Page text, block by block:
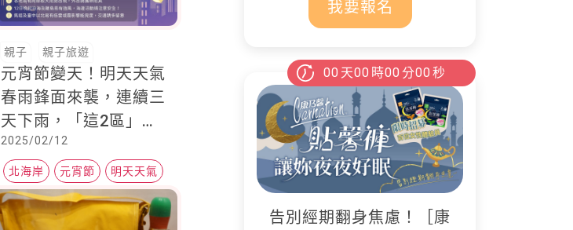
親子 親子旅遊
元宵節變天！明天天氣
春雨鋒面來襲，連續三
天下雨，「這2區」雨
勢大出門要提防
2025/02/12
北海岸 元宵節 明天天氣
我要報名
00 天00 時00 分00 秒
告別經期翻身焦慮！［康